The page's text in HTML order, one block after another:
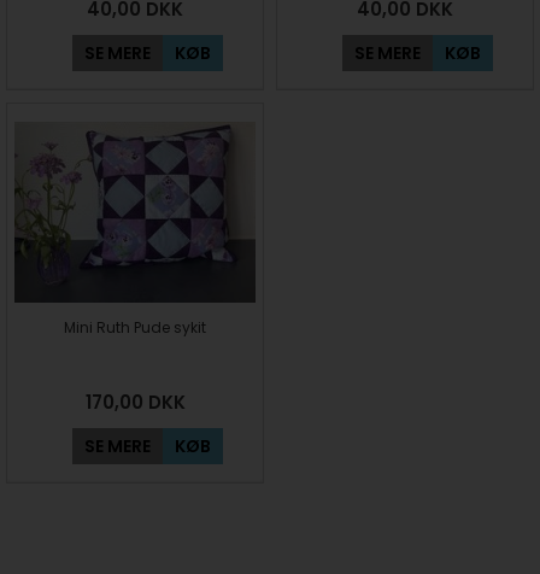
40,00 DKK
SE MERE KØB
40,00 DKK
SE MERE KØB
Mini Ruth Pude sykit
170,00 DKK
SE MERE KØB